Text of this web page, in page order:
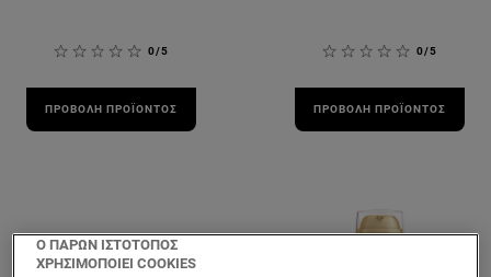
0/5
ΠΡΟΒΟΛΉ ΠΡΟΪΌΝΤΟΣ
0/5
ΠΡΟΒΟΛΉ ΠΡΟΪΌΝΤΟΣ
Ο ΠΑΡΩΝ ΙΣΤΟΤΟΠΟΣ
ΧΡΗΣΙΜΟΠΟΙΕΙ COOKIES